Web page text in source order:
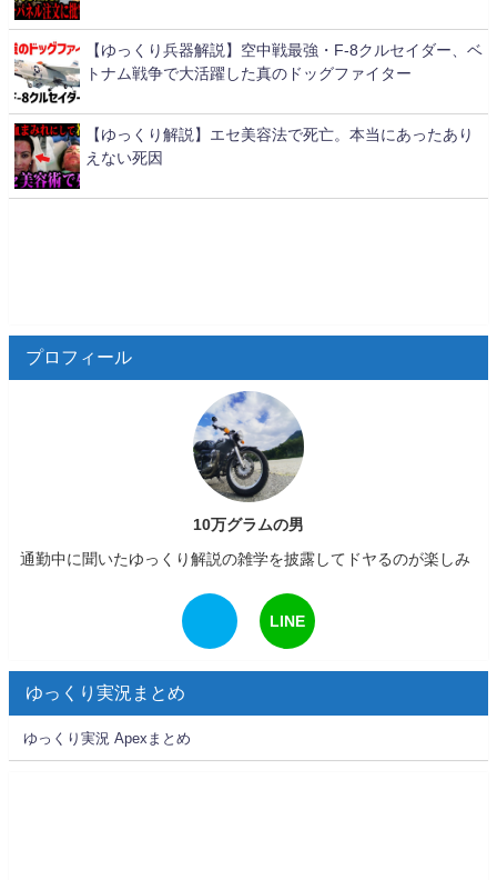
【ゆっくり兵器解説】空中戦最強・F-8クルセイダー、ベ
トナム戦争で大活躍した真のドッグファイター
【ゆっくり解説】エセ美容法で死亡。本当にあったあり
えない死因
プロフィール
10万グラムの男
通勤中に聞いたゆっくり解説の雑学を披露してドヤるのが楽しみ
LINE
ゆっくり実況まとめ
ゆっくり実況 Apexまとめ